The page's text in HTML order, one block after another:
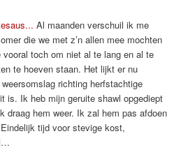
Al maanden verschuil ik me
die we met z’n allen mee mochten
toch om niet al te lang en al te
te hoeven staan. Het lijkt er nu
richting herfstachtige
is. Ik heb mijn geruite shawl opgediept
draag hem weer. Ik zal hem pas afdoen
tijd voor stevige kost,